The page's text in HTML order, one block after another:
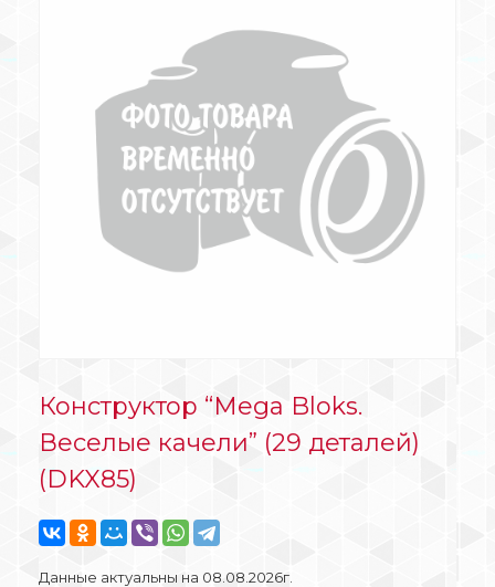
Конструктор “Mega Bloks.
Веселые качели” (29 деталей)
(DKX85)
Данные актуальны на 08.08.2026г.